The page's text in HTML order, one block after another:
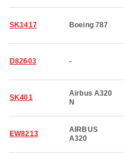
SK1417 Boeing 787
D82603 -
SK401
Airbus A320
N
EW8213
AIRBUS
A320